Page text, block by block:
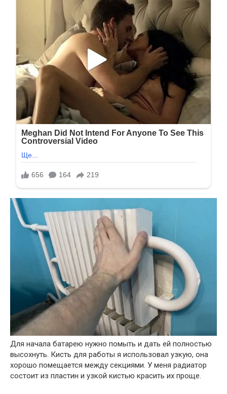
Для начала батарею нужно помыть и дать ей полностью
высохнуть. Кисть для работы я использовал узкую, она
хорошо помещается между секциями. У меня радиатор
состоит из пластин и узкой кистью красить их проще.